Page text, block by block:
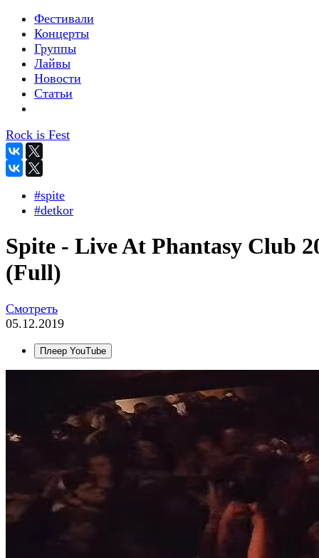
Фестивали
Концерты
Группы
Лайвы
Новости
Статьи
Rock is Fest
#spite
#detkor
Spite - Live At Phantasy Club
(Full)
Смотреть
05.12.2019
Плеер YouTube